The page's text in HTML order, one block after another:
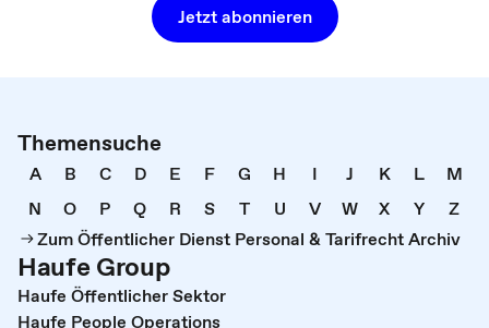
Jetzt abonnieren
Themensuche
A B C D E F G H I J K L
M
N
O P Q R S T U V W X Y
Z
Zum Öffentlicher Dienst Personal & Tarifrecht Archiv
Haufe Group
Haufe Öffentlicher Sektor
Haufe People Operations